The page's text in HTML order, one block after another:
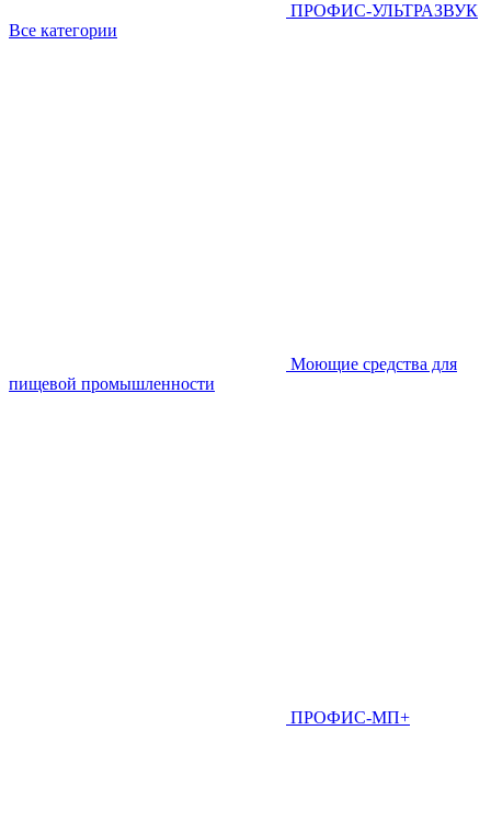
ПРОФИС-УЛЬТРАЗВУК
Все категории
Моющие средства для
пищевой промышленности
ПРОФИС-МП+